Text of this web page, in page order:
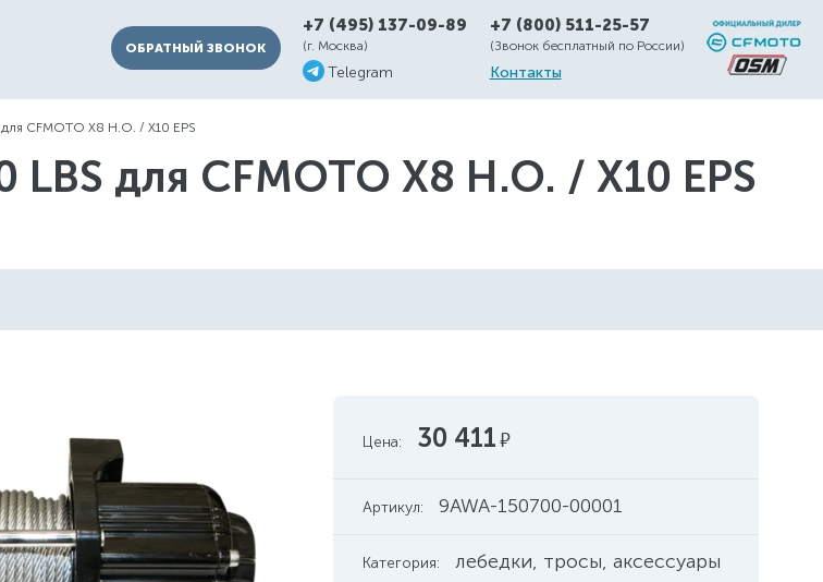
ОБРАТНЫЙ ЗВОНОК
+7 (495) 137-09-89
(г. Москва)
Telegram
+7 (800) 511-25-57
(Звонок бесплатный по России)
Контакты
CFMOTO X8 Н.О. / X10 EPS
для CFMOTO X8 Н.О. / X10 EPS
Цена: 30 411руб.
Артикул: 9AWA-150700-00001
Категория: лебедки, тросы, аксессуары